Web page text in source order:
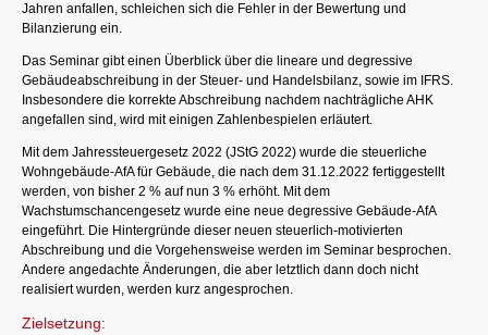
Jahren anfallen, schleichen sich die Fehler in der Bewertung und
Bilanzierung ein.
Das Seminar gibt einen Überblick über die lineare und degressive
Gebäudeabschreibung in der Steuer- und Handelsbilanz, sowie im IFRS.
Insbesondere die korrekte Abschreibung nachdem nachträgliche AHK
angefallen sind, wird mit einigen Zahlenbespielen erläutert.
Mit dem Jahressteuergesetz 2022 (JStG 2022) wurde die steuerliche
Wohngebäude-AfA für Gebäude, die nach dem 31.12.2022 fertiggestellt
werden, von bisher 2 % auf nun 3 % erhöht. Mit dem
Wachstumschancengesetz wurde eine neue degressive Gebäude-AfA
eingeführt. Die Hintergründe dieser neuen steuerlich-motivierten
Abschreibung und die Vorgehensweise werden im Seminar besprochen.
Andere angedachte Änderungen, die aber letztlich dann doch nicht
realisiert wurden, werden kurz angesprochen.
Zielsetzung: